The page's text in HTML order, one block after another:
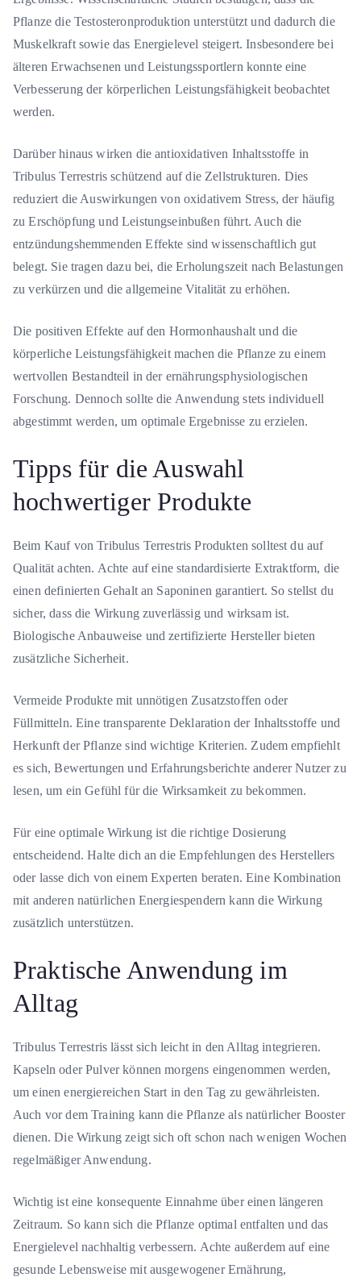
Pflanze die Testosteronproduktion unterstützt und dadurch die
Muskelkraft sowie das Energielevel steigert. Insbesondere bei
älteren Erwachsenen und Leistungssportlern konnte eine
Verbesserung der körperlichen Leistungsfähigkeit beobachtet
werden.
Darüber hinaus wirken die antioxidativen Inhaltsstoffe in
Tribulus Terrestris schützend auf die Zellstrukturen. Dies
reduziert die Auswirkungen von oxidativem Stress, der häufig
zu Erschöpfung und Leistungseinbußen führt. Auch die
entzündungshemmenden Effekte sind wissenschaftlich gut
belegt. Sie tragen dazu bei, die Erholungszeit nach Belastungen
zu verkürzen und die allgemeine Vitalität zu erhöhen.
Die positiven Effekte auf den Hormonhaushalt und die
körperliche Leistungsfähigkeit machen die Pflanze zu einem
wertvollen Bestandteil in der ernährungsphysiologischen
Forschung. Dennoch sollte die Anwendung stets individuell
abgestimmt werden, um optimale Ergebnisse zu erzielen.
Tipps für die Auswahl
hochwertiger Produkte
Beim Kauf von Tribulus Terrestris Produkten solltest du auf
Qualität achten. Achte auf eine standardisierte Extraktform, die
einen definierten Gehalt an Saponinen garantiert. So stellst du
sicher, dass die Wirkung zuverlässig und wirksam ist.
Biologische Anbauweise und zertifizierte Hersteller bieten
zusätzliche Sicherheit.
Vermeide Produkte mit unnötigen Zusatzstoffen oder
Füllmitteln. Eine transparente Deklaration der Inhaltsstoffe und
Herkunft der Pflanze sind wichtige Kriterien. Zudem empfiehlt
es sich, Bewertungen und Erfahrungsberichte anderer Nutzer zu
lesen, um ein Gefühl für die Wirksamkeit zu bekommen.
Für eine optimale Wirkung ist die richtige Dosierung
entscheidend. Halte dich an die Empfehlungen des Herstellers
oder lasse dich von einem Experten beraten. Eine Kombination
mit anderen natürlichen Energiespendern kann die Wirkung
zusätzlich unterstützen.
Praktische Anwendung im
Alltag
Tribulus Terrestris lässt sich leicht in den Alltag integrieren.
Kapseln oder Pulver können morgens eingenommen werden,
um einen energiereichen Start in den Tag zu gewährleisten.
Auch vor dem Training kann die Pflanze als natürlicher Booster
dienen. Die Wirkung zeigt sich oft schon nach wenigen Wochen
regelmäßiger Anwendung.
Wichtig ist eine konsequente Einnahme über einen längeren
Zeitraum. So kann sich die Pflanze optimal entfalten und das
Energielevel nachhaltig verbessern. Achte außerdem auf eine
gesunde Lebensweise mit ausgewogener Ernährung,